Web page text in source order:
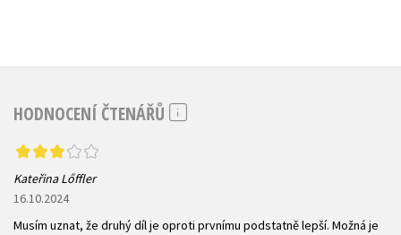
HODNOCENÍ ČTENÁŘŮ
Kateřina Lőffler
16.10.2024
Musím uznat, že druhý díl je oproti prvnímu podstatně lepší. Možná je